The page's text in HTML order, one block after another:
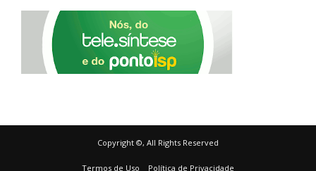
Copyright ©, All Rights Reserved
Termos de Uso Política de Privacidade